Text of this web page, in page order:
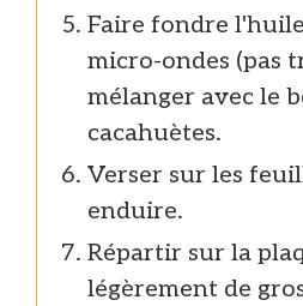
Faire fondre
micro-ondes (pas
mélanger avec le
cacahuètes.
Verser sur les
enduire.
Répartir sur la
légèrement de